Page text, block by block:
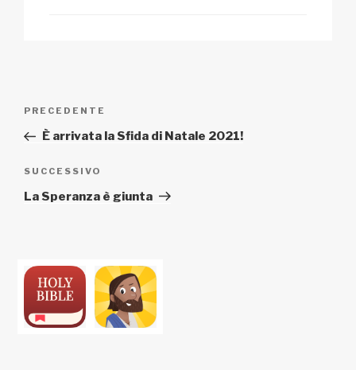
articoli
Articolo
precedente:
PRECEDENTE
È arrivata la Sfida di Natale 2021!
Articolo
successivo
SUCCESSIVO
La Speranza è giunta